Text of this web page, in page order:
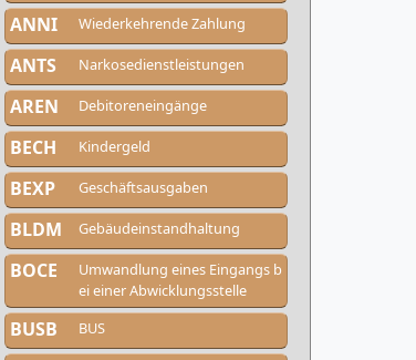
ANNI Wiederkehrende Zahlung
ANTS Narkosedienstleistungen
AREN Debitoreneingänge
BECH Kindergeld
BEXP Geschäftsausgaben
BLDM Gebäudeinstandhaltung
BOCE
Umwandlung eines Eingangs b
ei einer Abwicklungsstelle
BUSB BUS